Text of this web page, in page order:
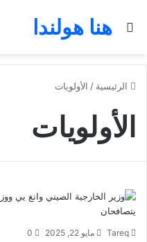
هنا هولندا
بحث عن
الرئيسية / الأولويات
الأولويات
Tareq مايو 22, 2025 0